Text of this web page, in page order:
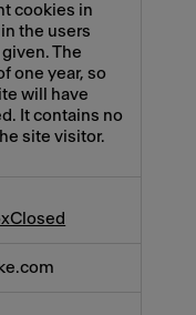
cookies in
the users
The
one year, so
will have
It contains no
site visitor.